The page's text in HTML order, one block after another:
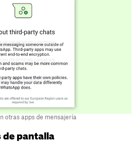
otras apps de mensajería
de pantalla